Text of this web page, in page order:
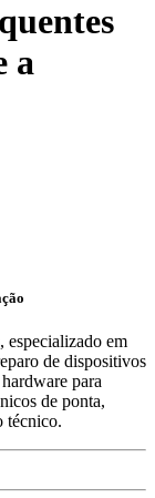
a
especializado em
de dispositivos
para
de ponta,
técnico.